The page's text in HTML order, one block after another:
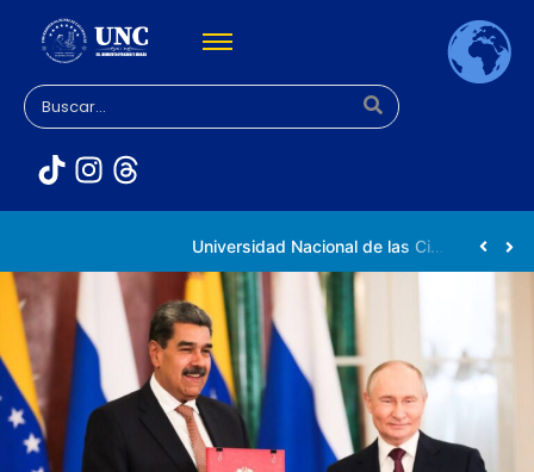
Universidad Nacional de las Ciencias impulsa vocaciones científicas en la Expoferia de Oportunidades de Estudio 2026